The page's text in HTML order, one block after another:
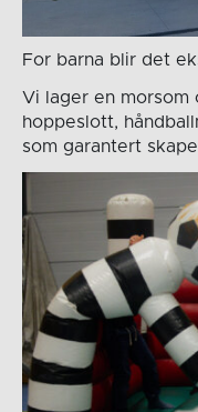
For barna blir det
Vi lager en morsom
hoppeslott,
som garantert